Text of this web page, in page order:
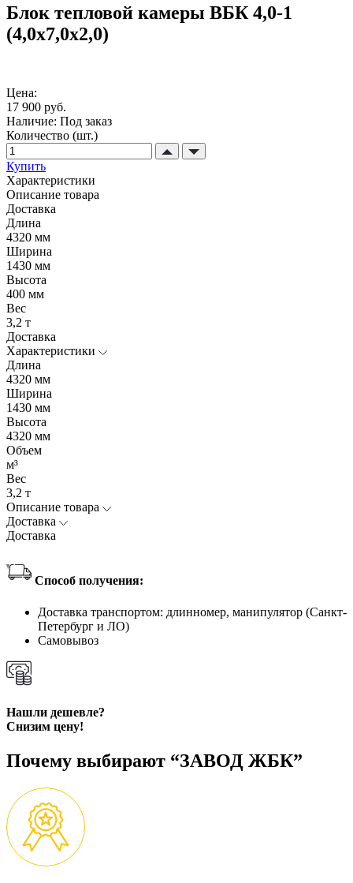
Блок тепловой камеры ВБК 4,0-1
(4,0х7,0х2,0)
Цена:
17 900 руб.
Наличие: Под заказ
Количество (шт.)
Купить
Характеристики
Описание товара
Доставка
Длина
4320 мм
Ширина
1430 мм
Высота
400 мм
Вес
3,2 т
Доставка
Характеристики
Длина
4320 мм
Ширина
1430 мм
Высота
4320 мм
Объем
м³
Вес
3,2 т
Описание товара
Доставка
Доставка
Способ получения:
Доставка транспортом: длинномер, манипулятор (Санкт-
Петербург и ЛО)
Самовывоз
Нашли дешевле?
Снизим цену!
Почему выбирают “ЗАВОД ЖБК”